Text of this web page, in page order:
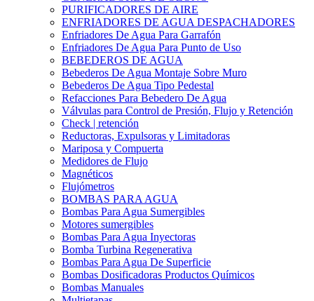
PURIFICADORES DE AIRE
ENFRIADORES DE AGUA DESPACHADORES
Enfriadores De Agua Para Garrafón
Enfriadores De Agua Para Punto de Uso
BEBEDEROS DE AGUA
Bebederos De Agua Montaje Sobre Muro
Bebederos De Agua Tipo Pedestal
Refacciones Para Bebedero De Agua
Válvulas para Control de Presión, Flujo y Retención
Check | retención
Reductoras, Expulsoras y Limitadoras
Mariposa y Compuerta
Medidores de Flujo
Magnéticos
Flujómetros
BOMBAS PARA AGUA
Bombas Para Agua Sumergibles
Motores sumergibles
Bombas Para Agua Inyectoras
Bomba Turbina Regenerativa
Bombas Para Agua De Superficie
Bombas Dosificadoras Productos Químicos
Bombas Manuales